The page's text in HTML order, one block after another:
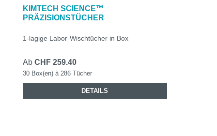
KIMTECH SCIENCE™
PRÄZISIONSTÜCHER
1-lagige Labor-Wischtücher in Box
Ab CHF 259.40
30 Box(en) à 286 Tücher
DETAILS